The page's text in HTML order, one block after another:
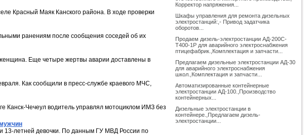
Красный Маяк Канского района. В ходе проверки
ранениям после сообщения соседей об их
Еще четыре жертвы аварии доставлены в
Как сообщили в пресс-службе краевого МЧС,
Канск-Чечеул водитель управлял мотоциклом ИМЗ без
13-летней девочки. По данным ГУ МВД России по
Корректор напряжения...
Шкафы управления для ремонта дизельных
электростанций:,- Привод задатчика
оборотов...
Продаем дизель-электростанции АД-200С-
Т400-1Р для аварийного электроснабжения
птицефабрик.,Комплектация и запчасти...
Предлагаем дизельные электростанции АД-30
для аварийного электроснабжения
школ.,Комплектация и запчасти...
Автоматизированные контейнерные
электростанции АД-100.,Производство
контейнерных...
Дизельные электростанции в
контейнере.,Предлагаем дизель-
электростанции...